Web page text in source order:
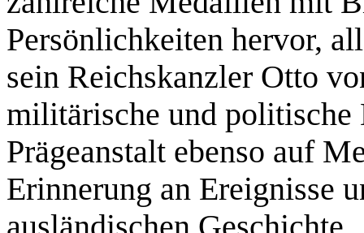
Persönlichkeiten hervor,
sein Reichskanzler Otto
militärische und politische
Prägeanstalt ebenso auf
Erinnerung an Ereignisse